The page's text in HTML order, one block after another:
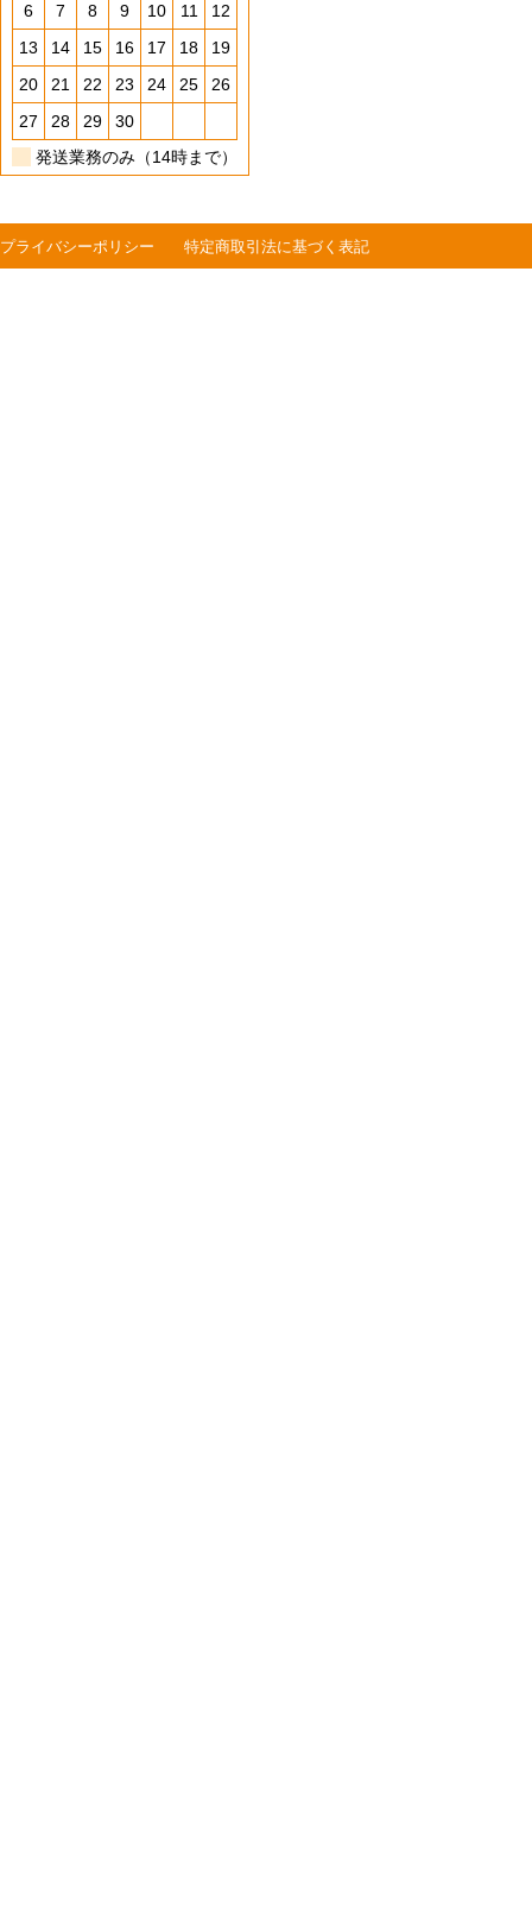
6
7 8 9 10 11
12
13
14 15 16 17 18
19
20
21 22 23 24 25
26
27
28 29
30
発送業務のみ（14時まで）
プライバシーポリシー 特定商取引法に基づく表記